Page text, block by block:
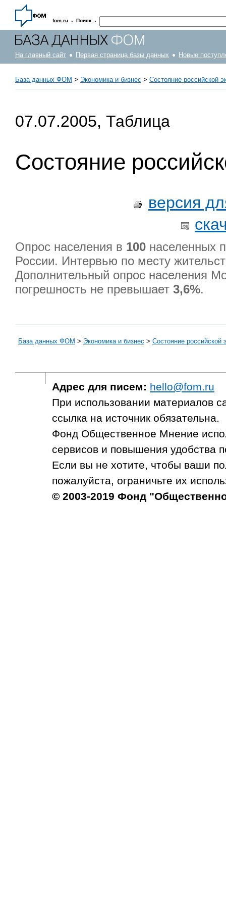
fom.ru · Поиск ·
На главный сайт Первая страница базы данных Новые
База данных ФОМ > Экономика и бизнес > Состояние российской
07.07.2005, Таблица
Состояние
версия
Опрос населения в 100 населенных
России. Интервью по месту
Дополнительный опрос населения
погрешность не превышает 3,6%.
База данных ФОМ > Экономика и бизнес > Состояние российской
Адрес для писем: hello@fom.ru
При использовании материалов
ссылка на источник обязательна.
Фонд Общественное Мнение
сервисов и повышения удобства
Если вы не хотите, чтобы ваши
пожалуйста, ограничьте их
© 2003-2019 Фонд